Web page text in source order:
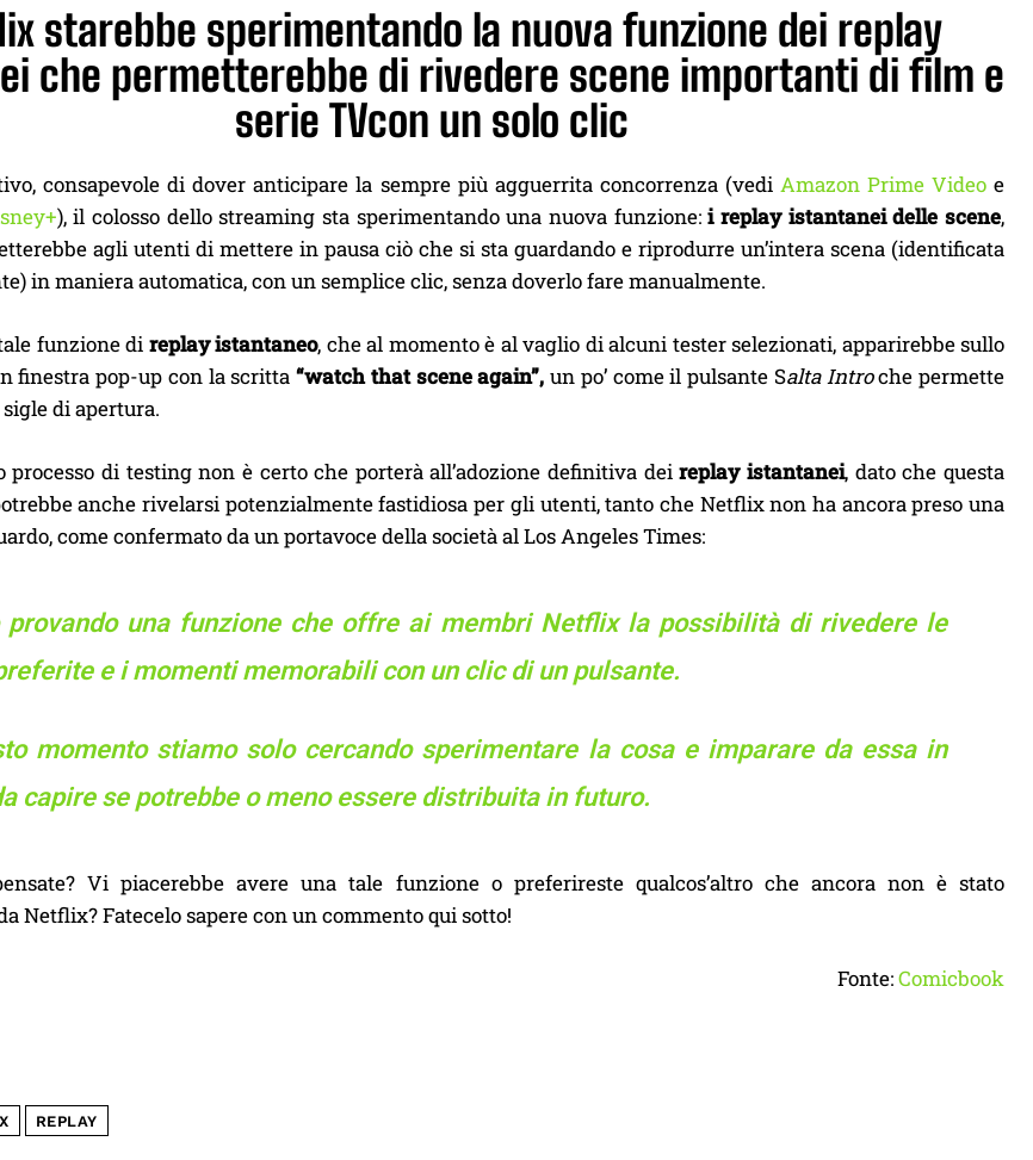
starebbe sperimentando la nuova funzione dei replay
che permetterebbe di rivedere scene importanti di film e
serie TVcon un solo clic
consapevole di dover anticipare la sempre più agguerrita concorrenza (vedi Amazon Prime Videoe
), il colosso dello streaming sta sperimentando una nuova funzione:i replay istantanei delle scene,
agli utenti di mettere in pausa ciò che si sta guardando e riprodurre un’intera scena (identificata
in maniera automatica, con un semplice clic, senza doverlo fare manualmente.
funzione di replay istantaneo, che al momento è al vaglio di alcuni tester selezionati, apparirebbe sullo
finestra pop-up con la scritta “watch that scene again”, un po’ come il pulsante Salta Introche permette
di apertura.
processo di testing non è certo che porterà all’adozione definitiva deireplay istantanei, dato che questa
anche rivelarsi potenzialmente fastidiosa per gli utenti, tanto che Netflix non ha ancora preso una
come confermato da un portavoce della società al Los Angeles Times:
provando una funzione che offre ai membri Netflix la possibilità di rivedere le
e i momenti memorabili con un clic di un pulsante.
momento stiamo solo cercando sperimentare la cosa e imparare da essa in
capire se potrebbe o meno essere distribuita in futuro.
Vi piacerebbe avere una tale funzione o preferireste qualcos’altro che ancora non è stato
Netflix? Fatecelo sapere con un commento qui sotto!
Fonte:Comicbook
REPLAY